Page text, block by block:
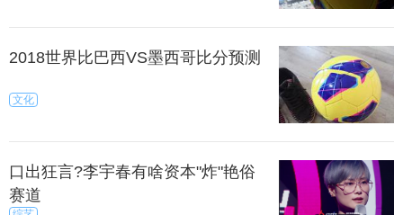
2018世界比巴西VS墨西哥比分预测
文化
口出狂言?李宇春有啥资本"炸"艳俗
赛道